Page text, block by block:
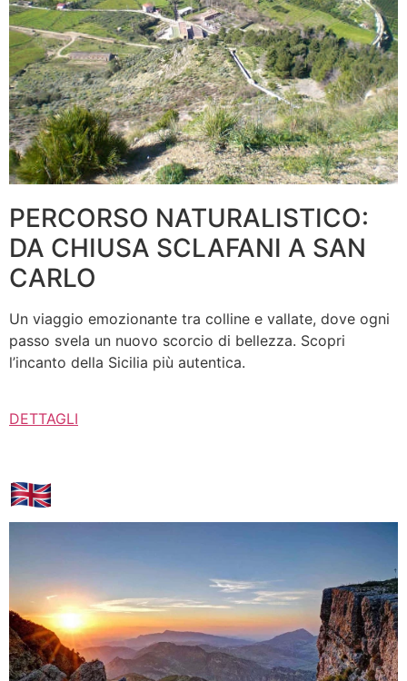
PERCORSO NATURALISTICO:
DA CHIUSA SCLAFANI A SAN
CARLO
Un viaggio emozionante tra colline e vallate, dove ogni
passo svela un nuovo scorcio di bellezza. Scopri
l’incanto della Sicilia più autentica.
DETTAGLI